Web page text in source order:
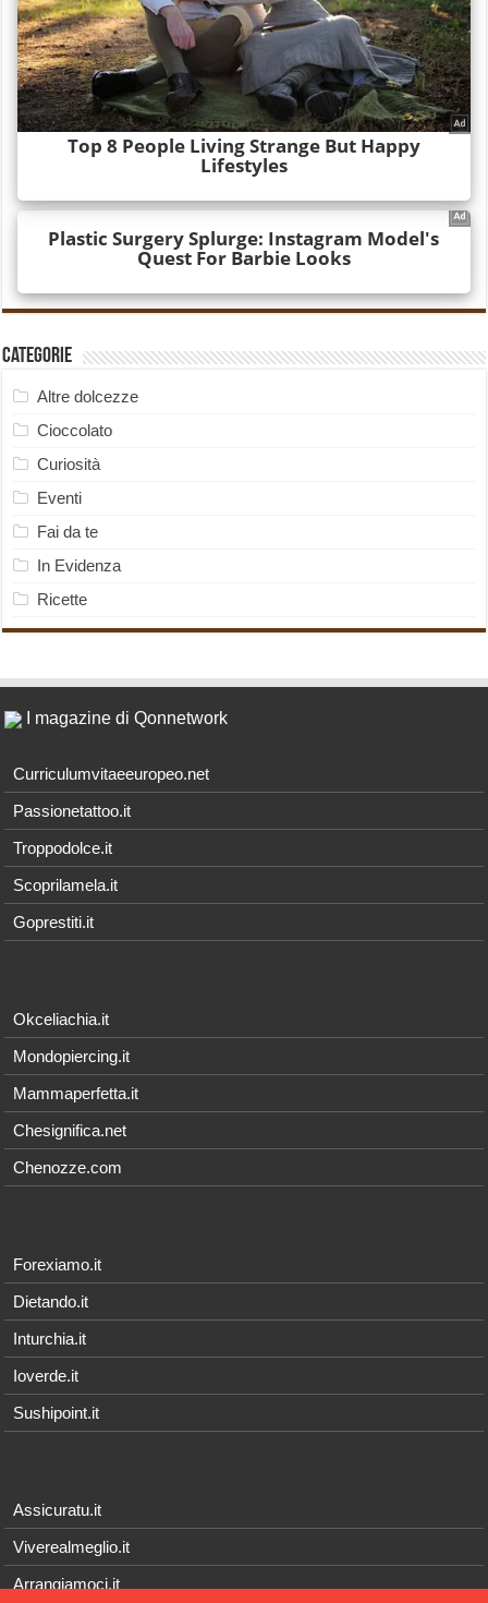
Categorie
Altre dolcezze
Cioccolato
Curiosità
Eventi
Fai da te
In Evidenza
Ricette
I magazine di Qonnetwork
Curriculumvitaeeuropeo.net
Passionetattoo.it
Troppodolce.it
Scoprilamela.it
Goprestiti.it
Okceliachia.it
Mondopiercing.it
Mammaperfetta.it
Chesignifica.net
Chenozze.com
Forexiamo.it
Dietando.it
Inturchia.it
Ioverde.it
Sushipoint.it
Assicuratu.it
Viverealmeglio.it
Arrangiamoci.it